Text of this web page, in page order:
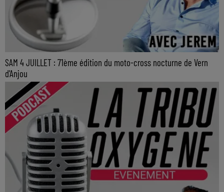
SAM 4 JUILLET : 71ème édition du moto-cross nocturne de Vern
d'Anjou